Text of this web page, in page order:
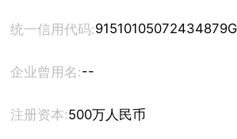
统一信用代码:91510105072434879G
企业曾用名:--
注册资本:500万人民币